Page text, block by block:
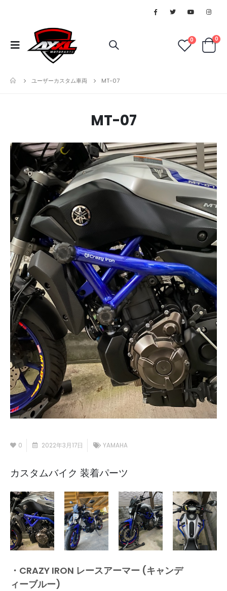
0 0
ユーザーカスタム車両 MT-07
MT-07
0 2022年3月17日 YAMAHA
カスタムバイク 装着パーツ
・ CRAZY IRON レースアーマー (キャンデ
ィーブルー)